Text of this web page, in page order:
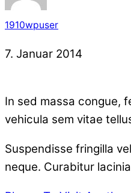
1910wpuser
7. Januar 2014
In sed massa congue,
vehicula sem vitae
Suspendisse fringilla
neque. Curabitur